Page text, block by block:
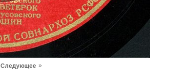
Следующее »